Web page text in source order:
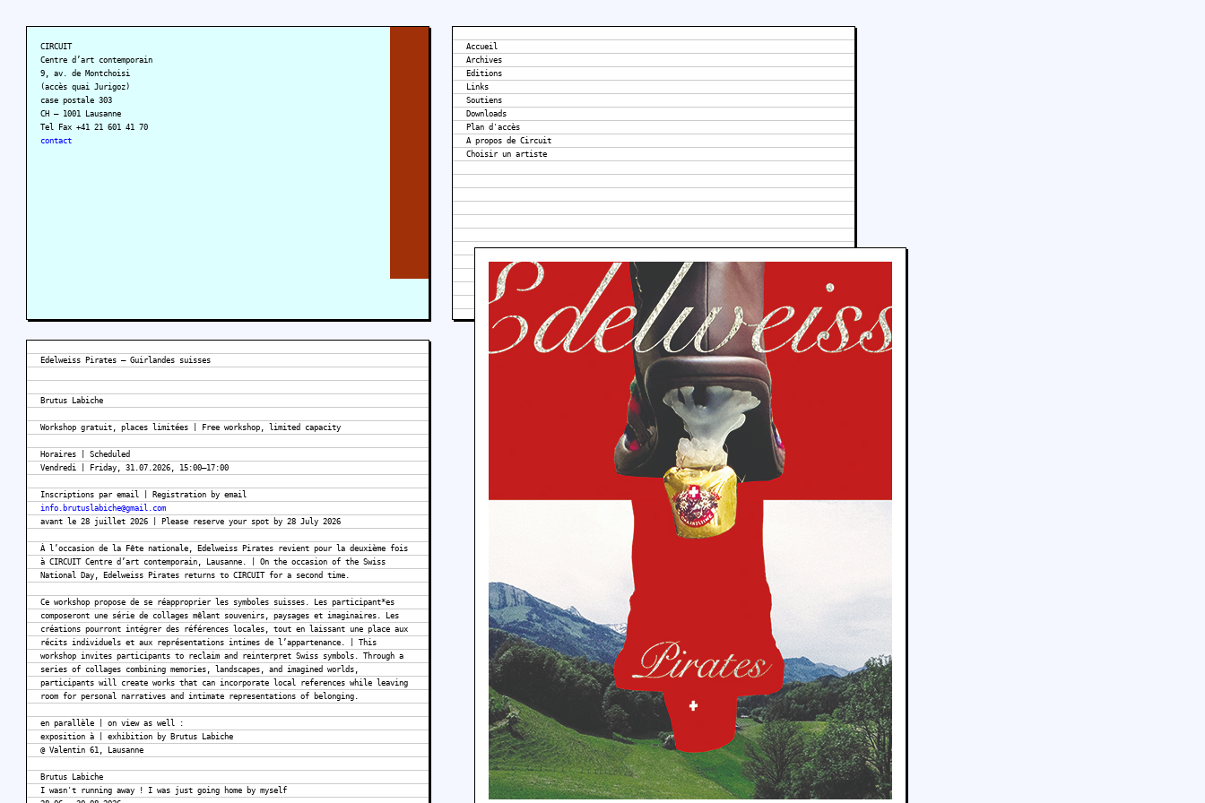
CIRCUIT
Centre d’art contemporain
9, av. de Montchoisi
(accès quai Jurigoz)
case postale 303
CH – 1001 Lausanne
Tel Fax +41 21 601 41 70
contact
Accueil
Archives
Editions
Links
Soutiens
Downloads
Plan d'accès
A propos de Circuit
Edelweiss Pirates – Guirlandes suisses
Brutus Labiche
Workshop gratuit, places limitées | Free workshop, limited capacity
Horaires | Scheduled
Vendredi | Friday, 31.07.2026, 15:00–17:00
Inscriptions par email | Registration by email
info.brutuslabiche@gmail.com
avant le 28 juillet 2026 | Please reserve your spot by 28 July 2026
À l’occasion de la Fête nationale, Edelweiss Pirates revient pour la deuxième fois
à CIRCUIT Centre d’art contemporain, Lausanne. | On the occasion of the Swiss
National Day, Edelweiss Pirates returns to CIRCUIT for a second time.
Ce workshop propose de se réapproprier les symboles suisses. Les participant*es
composeront une série de collages mêlant souvenirs, paysages et imaginaires. Les
créations pourront intégrer des références locales, tout en laissant une place aux
récits individuels et aux représentations intimes de l’appartenance. | This
workshop invites participants to reclaim and reinterpret Swiss symbols. Through a
series of collages combining memories, landscapes, and imagined worlds,
participants will create works that can incorporate local references while leaving
room for personal narratives and intimate representations of belonging.
en parallèle | on view as well :
exposition à | exhibition by Brutus Labiche
@ Valentin 61, Lausanne
Brutus Labiche
I wasn't running away ! I was just going home by myself